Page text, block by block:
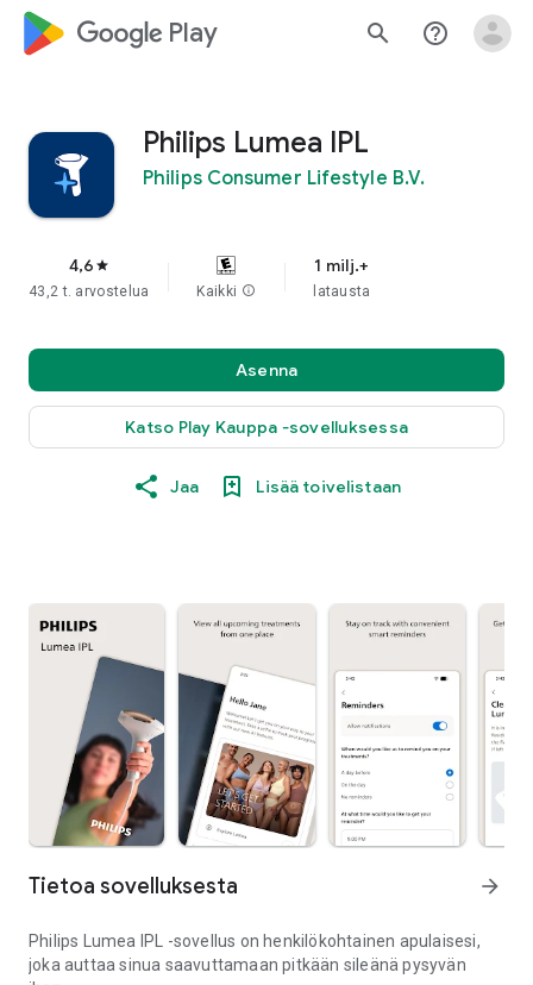
google_logo Play search help_outline
Philips Lumea IPL
Philips Consumer Lifestyle B.V.
4,6 star
43,2 t. arvostelua Kaikki info
1 milj.+
latausta
Asenna
Katso Play Kauppa ‐sovelluksessa
Jaa Lisää toivelistaan
Tietoa sovelluksesta arrow_forward
Philips Lumea IPL -sovellus on henkilökohtainen apulaisesi,
joka auttaa sinua saavuttamaan pitkään sileänä pysyvän